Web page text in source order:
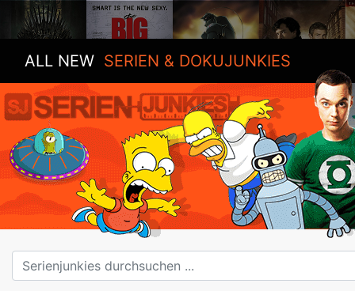
ALL NEW SERIEN & DOKUJUNKIES